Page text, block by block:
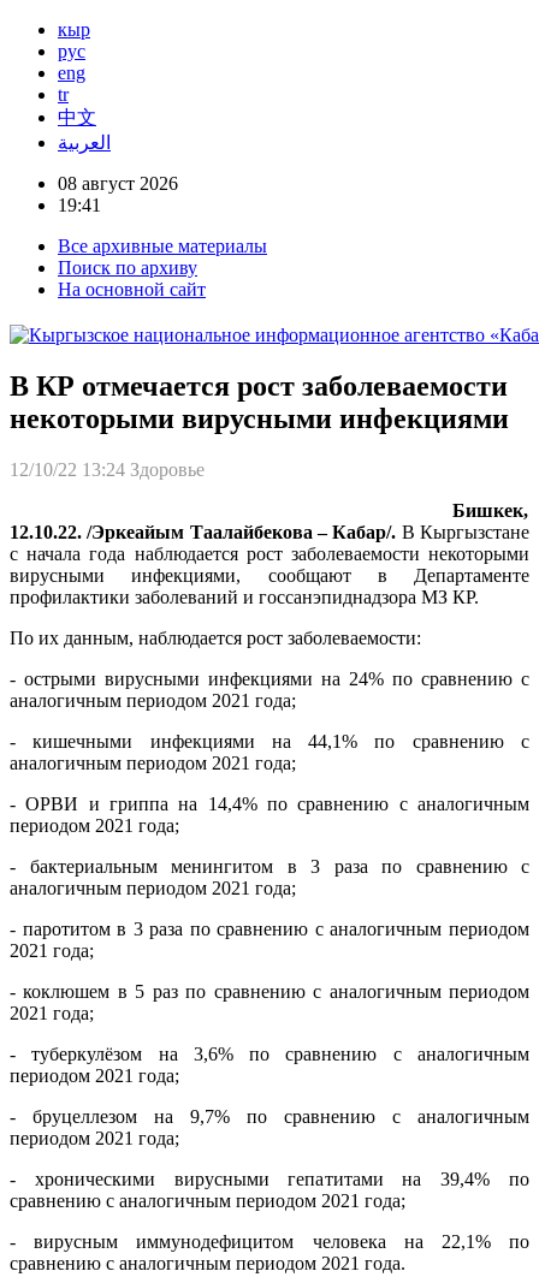
кыр
рус
eng
tr
中文
العربية
08 август 2026
19:41
Все архивные материалы
Поиск по архиву
На основной сайт
В КР отмечается рост заболеваемости
некоторыми вирусными инфекциями
12/10/22 13:24 Здоровье
Бишкек,
12.10.22. /Эркеайым Таалайбекова – Кабар/. В Кыргызстане
с начала года наблюдается рост заболеваемости некоторыми
вирусными инфекциями, сообщают в Департаменте
профилактики заболеваний и госсанэпиднадзора МЗ КР.
По их данным, наблюдается рост заболеваемости:
- острыми вирусными инфекциями на 24% по сравнению с
аналогичным периодом 2021 года;
- кишечными инфекциями на 44,1% по сравнению с
аналогичным периодом 2021 года;
- ОРВИ и гриппа на 14,4% по сравнению с аналогичным
периодом 2021 года;
- бактериальным менингитом в 3 раза по сравнению с
аналогичным периодом 2021 года;
- паротитом в 3 раза по сравнению с аналогичным периодом
2021 года;
- коклюшем в 5 раз по сравнению с аналогичным периодом
2021 года;
- туберкулёзом на 3,6% по сравнению с аналогичным
периодом 2021 года;
- бруцеллезом на 9,7% по сравнению с аналогичным
периодом 2021 года;
- хроническими вирусными гепатитами на 39,4% по
сравнению с аналогичным периодом 2021 года;
- вирусным иммунодефицитом человека на 22,1% по
сравнению с аналогичным периодом 2021 года.